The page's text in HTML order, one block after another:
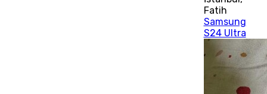
Fatih
Samsung
S24 Ultra